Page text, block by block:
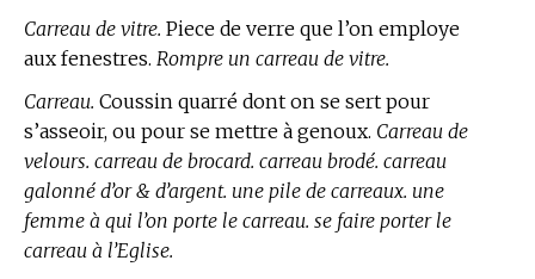
Carreau de vitre. Piece de verre que l’on employe
aux fenestres. Rompre un carreau de vitre.
Carreau. Coussin quarré dont on se sert pour
s’asseoir, ou pour se mettre à genoux. Carreau de
velours. carreau de brocard. carreau brodé. carreau
galonné d’or & d’argent. une pile de carreaux. une
femme à qui l’on porte le carreau. se faire porter le
carreau à l’Eglise.